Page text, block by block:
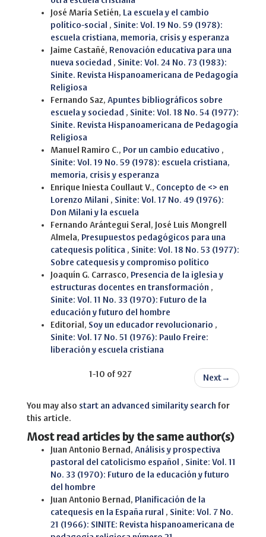
José María Setién, La escuela y el cambio
político-social , Sinite: Vol. 19 No. 59 (1978):
escuela cristiana, memoria, crisis y esperanza
Jaime Castañé, Renovación educativa para una
nueva sociedad , Sinite: Vol. 24 No. 73 (1983):
Sinite. Revista Hispanoamericana de Pedagogía
Religiosa
Fernando Saz, Apuntes bibliográficos sobre
escuela y sociedad , Sinite: Vol. 18 No. 54 (1977):
Sinite. Revista Hispanoamericana de Pedagogía
Religiosa
Manuel Ramiro C., Por un cambio educativo ,
Sinite: Vol. 19 No. 59 (1978): escuela cristiana,
memoria, crisis y esperanza
Enrique Iniesta Coullaut V., Concepto de <> en
Lorenzo Milani , Sinite: Vol. 17 No. 49 (1976):
Don Milani y la escuela
Fernando Arántegui Seral, José Luis Mongrell
Almela, Presupuestos pedagógicos para una
catequesis política , Sinite: Vol. 18 No. 53 (1977):
Sobre catequesis y compromiso político
Joaquín G. Carrasco, Presencia de la iglesia y
estructuras docentes en transformación ,
Sinite: Vol. 11 No. 33 (1970): Futuro de la
educación y futuro del hombre
Editorial, Soy un educador revolucionario ,
Sinite: Vol. 17 No. 51 (1976): Paulo Freire:
liberación y escuela cristiana
1-10 of 927 Next →
You may also start an advanced similarity search for
this article.
Most read articles by the same author(s)
Juan Antonio Bernad, Análisis y prospectiva
pastoral del catolicismo español , Sinite: Vol. 11
No. 33 (1970): Futuro de la educación y futuro
del hombre
Juan Antonio Bernad, Planificación de la
catequesis en la España rural , Sinite: Vol. 7 No.
21 (1966): SINITE: Revista hispanoamericana de